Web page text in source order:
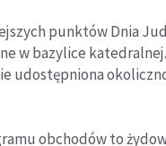
punktów Dnia
w bazylice
udostępniona
obchodów to